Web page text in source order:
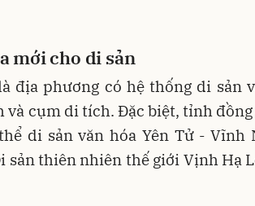
mới cho di sản
địa phương có hệ thống di sản
và cụm di tích. Đặc biệt, tỉnh
di sản văn hóa Yên Tử - Vĩnh
sản thiên nhiên thế giới Vịnh Hạ